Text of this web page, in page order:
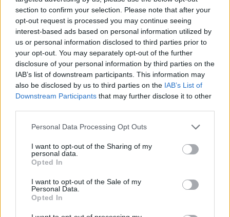
section to confirm your selection. Please note that after your
opt-out request is processed you may continue seeing
interest-based ads based on personal information utilized by
us or personal information disclosed to third parties prior to
your opt-out. You may separately opt-out of the further
disclosure of your personal information by third parties on the
IAB’s list of downstream participants. This information may
also be disclosed by us to third parties on the IAB’s List of
Downstream Participants that may further disclose it to other
Personal Data Processing Opt Outs
I want to opt-out of the Sharing of my
personal data.
Opted In
I want to opt-out of the Sale of my
Personal Data.
Opted In
Εξήγησε, δε, πως: «Το μάγμα μπήκε κάτω από
την Καλντέρα, το έχουμε εντοπίσει στα 3